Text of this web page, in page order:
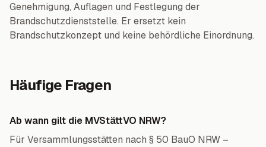
Genehmigung, Auflagen und Festlegung der
Brandschutzdienststelle. Er ersetzt kein
Brandschutzkonzept und keine behördliche Einordnung.
Häufige Fragen
Ab wann gilt die MVStättVO NRW?
Für Versammlungsstätten nach § 50 BauO NRW –